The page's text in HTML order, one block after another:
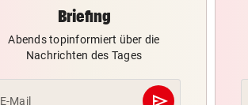
Briefing
Abends topinformiert über die
Nachrichten des Tages
E-Mail